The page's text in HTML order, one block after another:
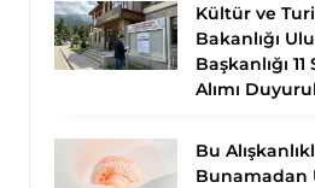
Kültür ve
Bakanlığı
Başkanlığı
Alımı
Bu
Bunamadan